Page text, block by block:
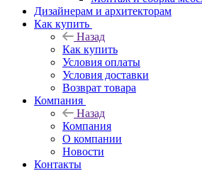
Дизайнерам и архитекторам
Как купить
Назад
Как купить
Условия оплаты
Условия доставки
Возврат товара
Компания
Назад
Компания
О компании
Новости
Контакты